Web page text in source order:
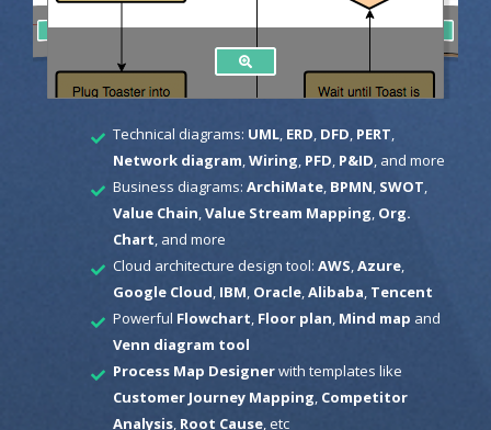
Technical diagrams: UML, ERD DFD PERT
Network diagram Wiring PFD P&ID , and more
Business diagrams: ArchiMate, BPMN SWOT
Value Chain Value Stream Mapping Org.
Chart , and more
Cloud architecture design tool: AWS Azure,
Google Cloud IBM Oracle, Alibaba Tencent
Powerful Flowchart Floor plan Mind map and
Venn diagram tool
Process Map Designerwith templates like
Customer Journey Mapping Competitor
Analysis, Root Cause, etc